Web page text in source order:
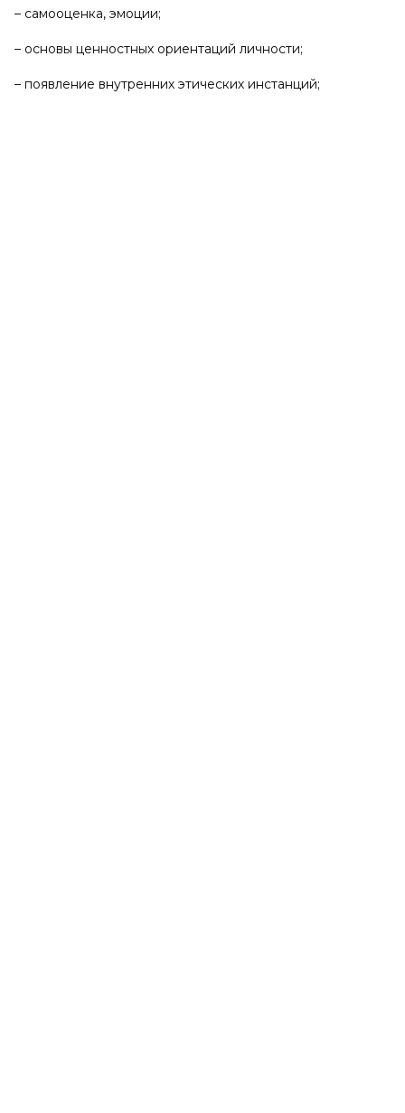
– самооценка, эмоции;
– основы ценностных ориентаций личности;
– появление внутренних этических инстанций;